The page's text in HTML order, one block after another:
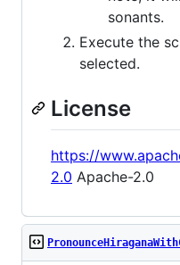
sonants.
Execute the
selected.
License
https://
2.0 Apache-2.0